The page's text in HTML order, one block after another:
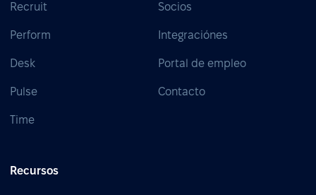
Recruit
Perform
Desk
Pulse
Time
Socios
Integraciónes
Portal de empleo
Contacto
Recursos